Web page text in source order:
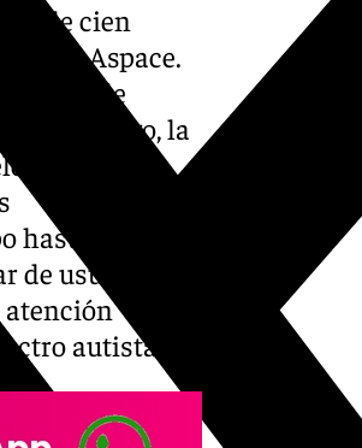
de cien
de Aspace.
de
embargo, la
de
hasta el
de usuarios e
atención
autista.